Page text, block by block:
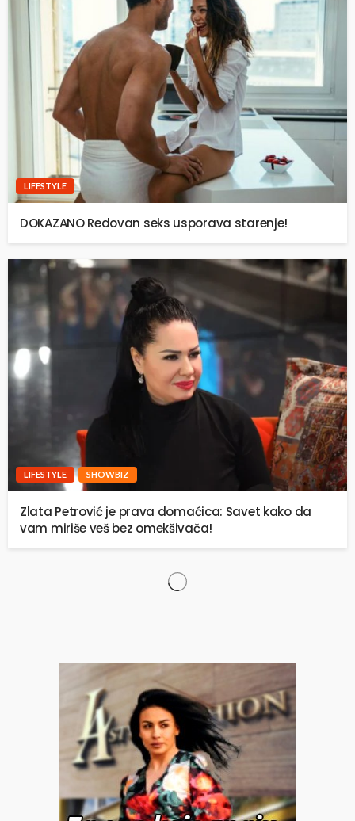
LIFESTYLE
DOKAZANO Redovan seks usporava starenje!
LIFESTYLE SHOWBIZ
Zlata Petrović je prava domaćica: Savet kako da
vam miriše veš bez omekšivača!